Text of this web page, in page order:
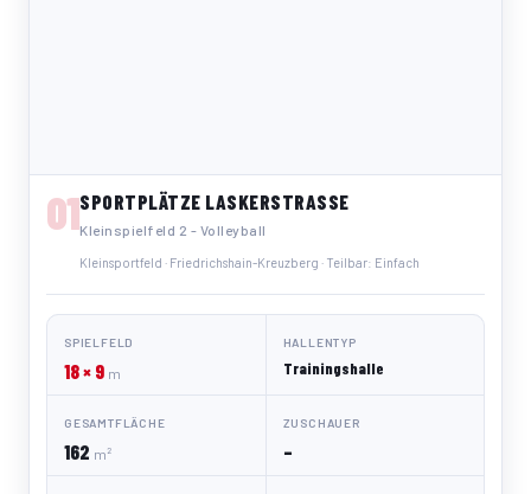
01SPORTPLÄTZE LASKERSTRASSE
Kleinspielfeld 2 - Volleyball
Kleinsportfeld · Friedrichshain-Kreuzberg · Teilbar: Einfach
SPIELFELD
18 × 9 m
HALLENTYP
Trainingshalle
GESAMTFLÄCHE
162 m²
ZUSCHAUER
–